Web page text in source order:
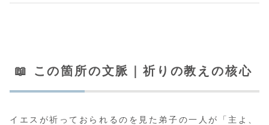
📖 この箇所の文脈｜祈りの教えの核心
イエスが祈っておられるのを見た弟子の一人が「主よ、